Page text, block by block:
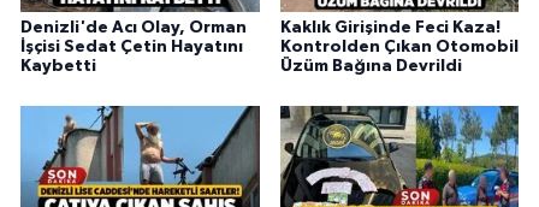
Denizli'de Acı Olay, Orman
İşçisi Sedat Çetin Hayatını
Kaybetti
Kaklık Girişinde Feci Kaza!
Kontrolden Çıkan Otomobil
Üzüm Bağına Devrildi